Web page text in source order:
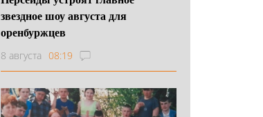
звездное шоу августа для
оренбуржцев
8 августа 08:19